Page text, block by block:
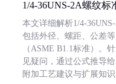
1/4-36UNS-2A螺纹标
本文详细解析1/4-
包括外径、螺距、公差
（ASME B1.1标准）。
见疑问，通过公式推导
附加工艺建议与扩展知识